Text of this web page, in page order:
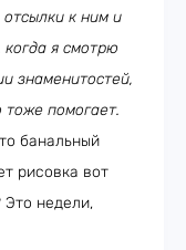
к ним и
я смотрю
знаменитостей,
помогает.
банальный
рисовка вот
Это недели,